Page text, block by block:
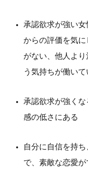
承認欲求が強い
からの評価を気
がない、他人よ
う気持ちが働いて
承認欲求が強く
感の低さにある
自分に自信を持
で、素敵な恋愛